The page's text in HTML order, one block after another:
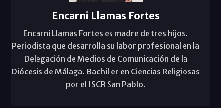
Encarni Llamas Fortes
Encarni Llamas Fortes es madre de tres hijos.
Periodista que desarrolla su labor profesional en la
Delegación de Medios de Comunicación de la
Diócesis de Málaga. Bachiller en Ciencias Religiosas
por el ISCR San Pablo.